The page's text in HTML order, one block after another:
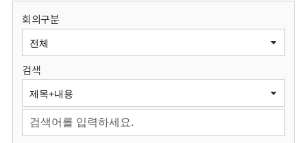
원
회
회의구분
검색